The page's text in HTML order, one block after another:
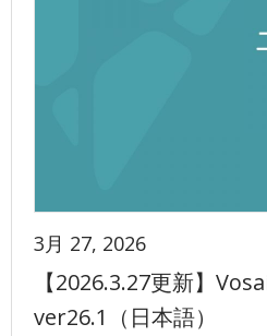
3月 27, 2026
【2026.3.27更新】
ver26.1（日本語）